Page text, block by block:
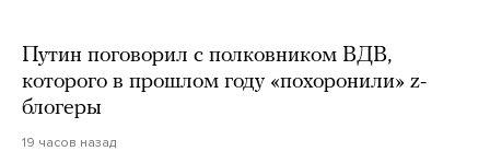
Путин поговорил с полковником ВДВ,
которого в прошлом году «похоронили» z-
блогеры
19 часов назад